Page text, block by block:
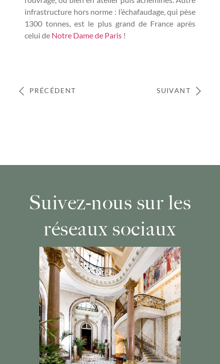
infrastructure hors norme : l’échafaudage, qui pèse
1300 tonnes, est le plus grand de France après
celui de Notre Dame de Paris !
PRÉCÉDENT SUIVANT
Suivez-nous sur les
réseaux sociaux